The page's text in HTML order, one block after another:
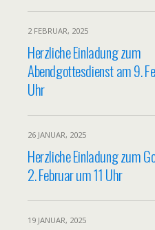
2 FEBRUAR, 2025
Herzliche Einladung zum
Abendgottesdienst am 9.
Uhr
26 JANUAR, 2025
Herzliche Einladung zum
2. Februar um 11 Uhr
19 JANUAR, 2025